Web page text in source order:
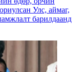
Улс, аймаг,
барилдаанд